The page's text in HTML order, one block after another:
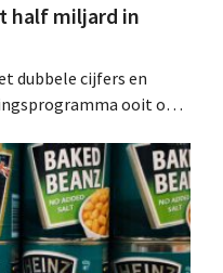
half miljard in
dubbele cijfers en
ooit om